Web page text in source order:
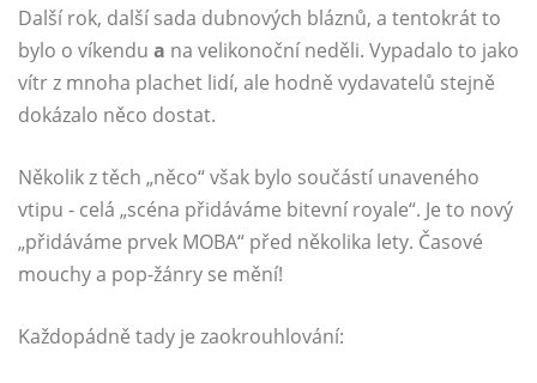
Další rok, další sada dubnových bláznů, a tentokrát to
bylo o víkendu a na velikonoční neděli. Vypadalo to jako
vítr z mnoha plachet lidí, ale hodně vydavatelů stejně
dokázalo něco dostat.
Několik z těch „něco“ však bylo součástí unaveného
vtipu - celá „scéna přidáváme bitevní royale“. Je to nový
„přidáváme prvek MOBA“ před několika lety. Časové
mouchy a pop-žánry se mění!
Každopádně tady je zaokrouhlování: